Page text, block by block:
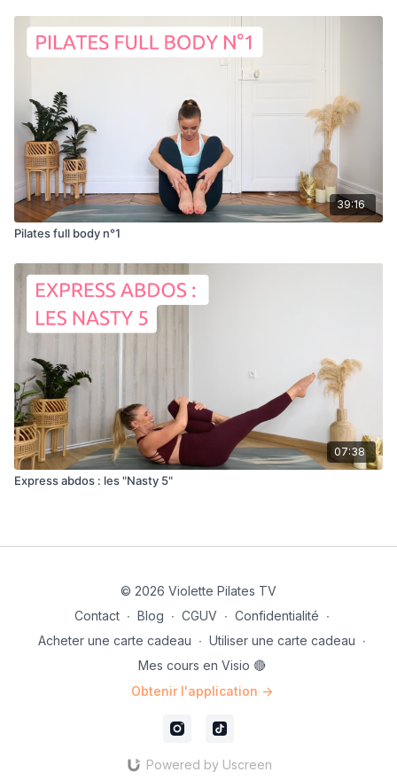
39:16
Pilates full body n°1
07:38
Express abdos : les "Nasty 5"
© 2026 Violette Pilates TV
Contact ∙ Blog ∙ CGUV ∙ Confidentialité ∙
Acheter une carte cadeau ∙ Utiliser une carte cadeau ∙
Mes cours en Visio 🔴
Obtenir l'application ->
Powered by Uscreen